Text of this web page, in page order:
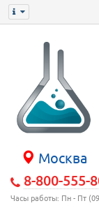
Москва
8-800-555-
Часы работы: Пн - Пт